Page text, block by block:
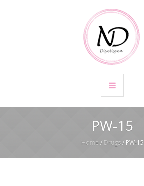
PW-15
Home / Drugs/ PW-15